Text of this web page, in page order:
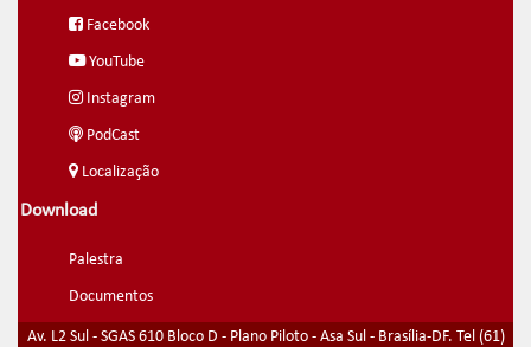
Facebook
YouTube
Instagram
PodCast
Localização
Download
Palestra
Documentos
Av. L2 Sul - SGAS 610 Bloco D - Plano Piloto - Asa Sul - Brasília-DF. Tel (61)